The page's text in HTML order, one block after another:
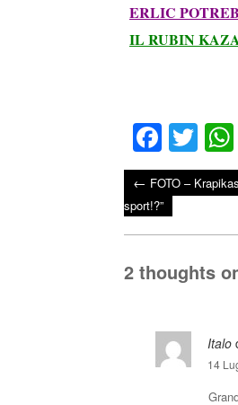
ERLIC
IL RUBIN
Fa
ce
bo
ok
T
wi
tte
Post
← FOTO –
sport!?”
2 thoughts
Italo
14